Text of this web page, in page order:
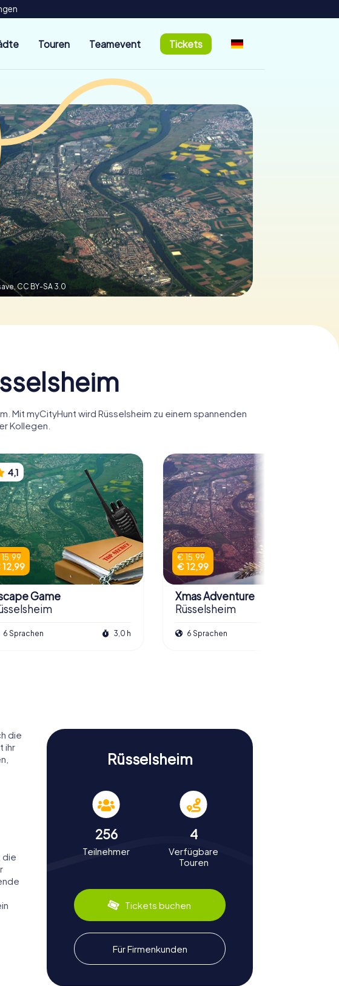
Touren Teamevent Tickets
CC BY-SA 3.0
Mit myCityHunt wird Rüsselsheim zu einem spannenden
Kollegen.
4,1
Game
6 Sprachen 3,0 h
€ 15,99
€ 12,99
Xmas Adventure
Rüsselsheim
6 Sprachen
die
ihr
die
Rüsselsheim
256
Teilnehmer
4
Verfügbare
Touren
Tickets buchen
Für Firmenkunden